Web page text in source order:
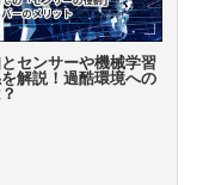
センサーや機械学習
解説！ 過酷環境への